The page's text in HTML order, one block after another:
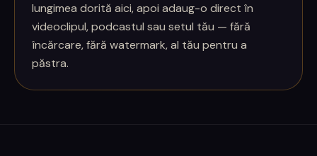
lungimea dorită aici, apoi adaug-o direct în
videoclipul, podcastul sau setul tău — fără
încărcare, fără watermark, al tău pentru a
păstra.